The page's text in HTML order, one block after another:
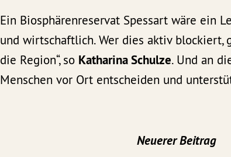
Ein Biosphärenreservat Spessart wäre ein
und wirtschaftlich. Wer dies aktiv blockiert,
die Region“, so Katharina Schulze. Und an
Menschen vor Ort entscheiden und
Neuerer Beitrag